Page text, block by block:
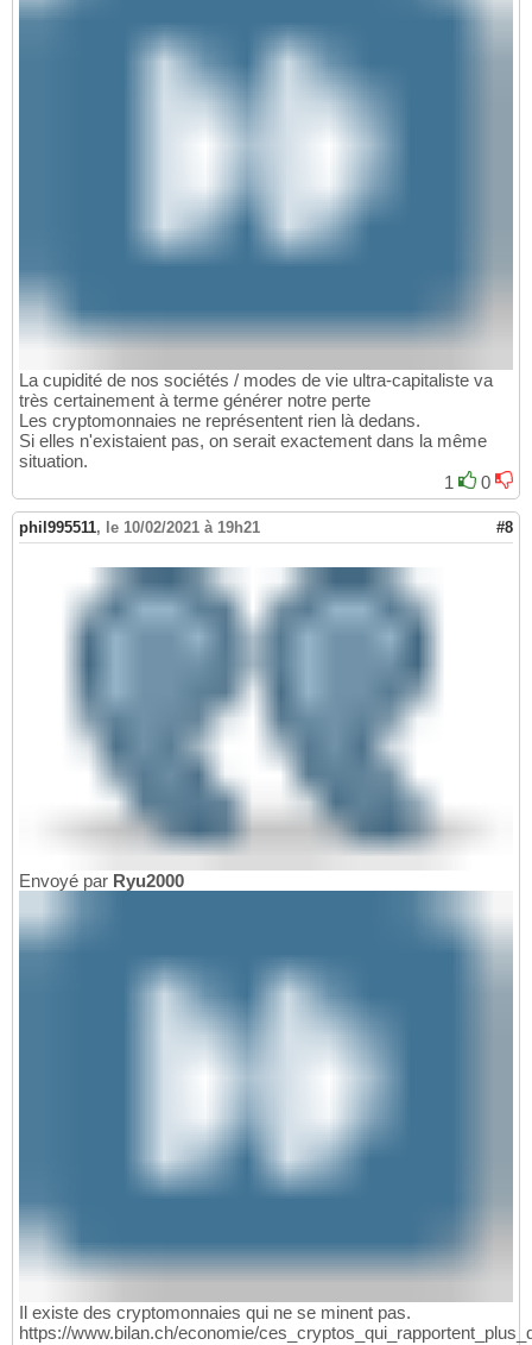
La cupidité de nos sociétés / modes de vie ultra-capitaliste va
très certainement à terme générer notre perte
Les cryptomonnaies ne représentent rien là dedans.
Si elles n'existaient pas, on serait exactement dans la même
situation.
1
0
phil995511, le 10/02/2021 à 19h21 #8
Envoyé par Ryu2000
Il existe des cryptomonnaies qui ne se minent pas.
https://www.bilan.ch/economie/